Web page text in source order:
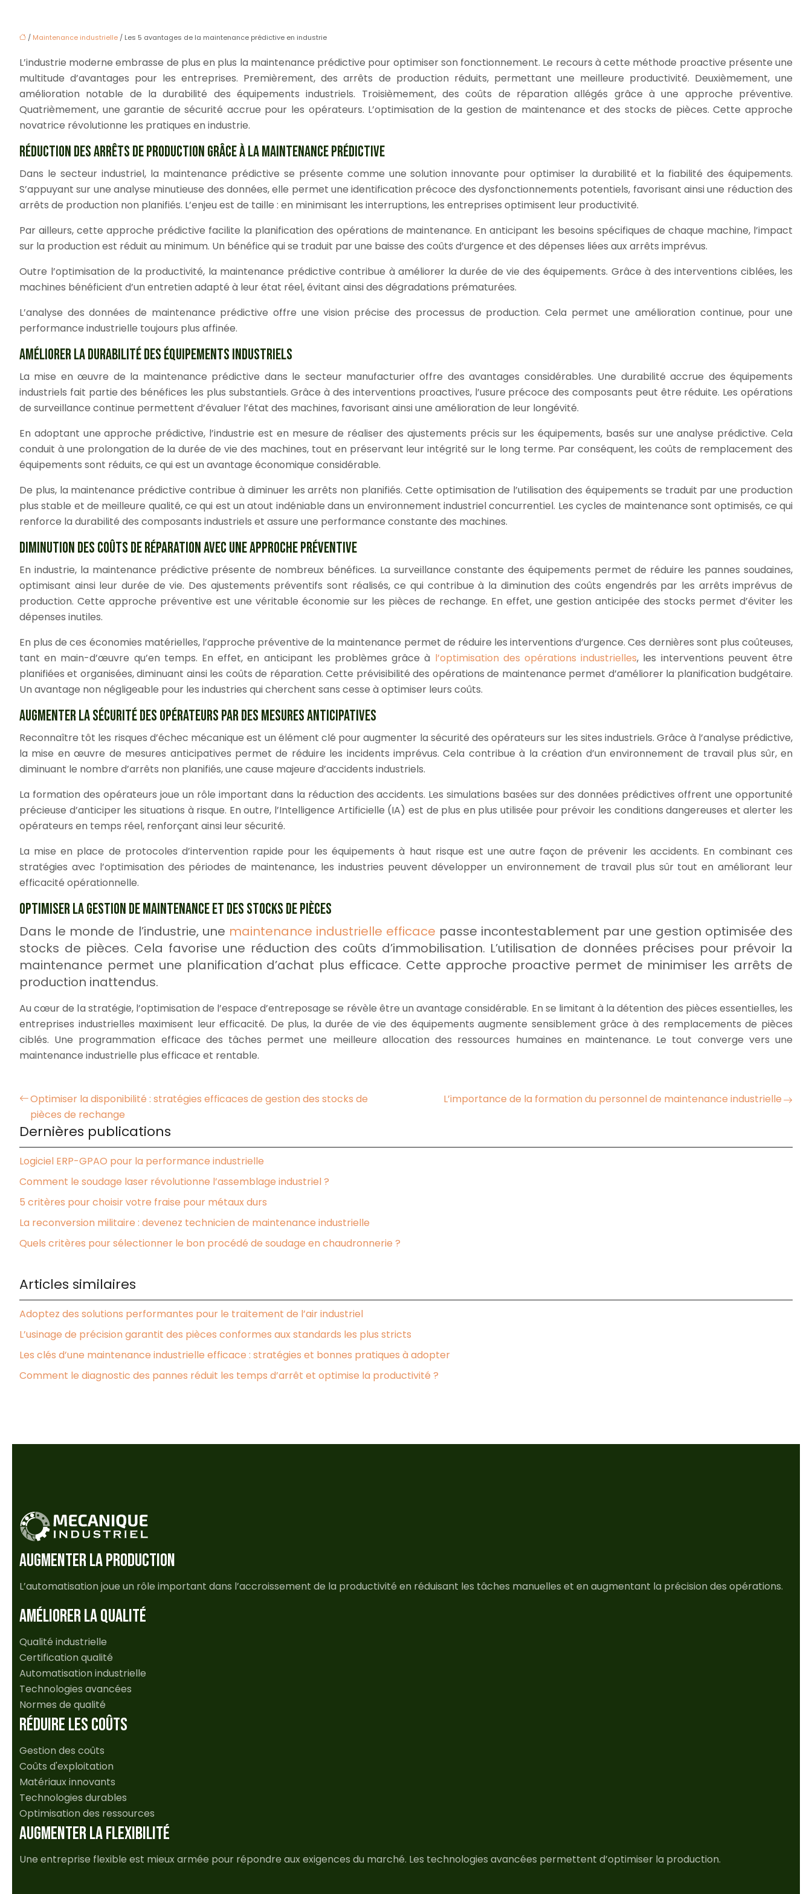
/ Maintenance industrielle / Les 5 avantages de la maintenance prédictive en industrie
L’industrie moderne embrasse de plus en plus la maintenance prédictive pour optimiser son fonctionnement. Le recours à cette méthode proactive présente une
multitude d’avantages pour les entreprises. Premièrement, des arrêts de production réduits, permettant une meilleure productivité. Deuxièmement, une
amélioration notable de la durabilité des équipements industriels. Troisièmement, des coûts de réparation allégés grâce à une approche préventive.
Quatrièmement, une garantie de sécurité accrue pour les opérateurs. L’optimisation de la gestion de maintenance et des stocks de pièces. Cette approche
novatrice révolutionne les pratiques en industrie.
RÉDUCTION DES ARRÊTS DE PRODUCTION GRÂCE À LA MAINTENANCE PRÉDICTIVE
Dans le secteur industriel, la maintenance prédictive se présente comme une solution innovante pour optimiser la durabilité et la fiabilité des équipements.
S’appuyant sur une analyse minutieuse des données, elle permet une identification précoce des dysfonctionnements potentiels, favorisant ainsi une réduction des
arrêts de production non planifiés. L’enjeu est de taille : en minimisant les interruptions, les entreprises optimisent leur productivité.
Par ailleurs, cette approche prédictive facilite la planification des opérations de maintenance. En anticipant les besoins spécifiques de chaque machine, l’impact
sur la production est réduit au minimum. Un bénéfice qui se traduit par une baisse des coûts d’urgence et des dépenses liées aux arrêts imprévus.
Outre l’optimisation de la productivité, la maintenance prédictive contribue à améliorer la durée de vie des équipements. Grâce à des interventions ciblées, les
machines bénéficient d’un entretien adapté à leur état réel, évitant ainsi des dégradations prématurées.
L’analyse des données de maintenance prédictive offre une vision précise des processus de production. Cela permet une amélioration continue, pour une
performance industrielle toujours plus affinée.
AMÉLIORER LA DURABILITÉ DES ÉQUIPEMENTS INDUSTRIELS
La mise en œuvre de la maintenance prédictive dans le secteur manufacturier offre des avantages considérables. Une durabilité accrue des équipements
industriels fait partie des bénéfices les plus substantiels. Grâce à des interventions proactives, l’usure précoce des composants peut être réduite. Les opérations
de surveillance continue permettent d’évaluer l’état des machines, favorisant ainsi une amélioration de leur longévité.
En adoptant une approche prédictive, l’industrie est en mesure de réaliser des ajustements précis sur les équipements, basés sur une analyse prédictive. Cela
conduit à une prolongation de la durée de vie des machines, tout en préservant leur intégrité sur le long terme. Par conséquent, les coûts de remplacement des
équipements sont réduits, ce qui est un avantage économique considérable.
De plus, la maintenance prédictive contribue à diminuer les arrêts non planifiés. Cette optimisation de l’utilisation des équipements se traduit par une production
plus stable et de meilleure qualité, ce qui est un atout indéniable dans un environnement industriel concurrentiel. Les cycles de maintenance sont optimisés, ce qui
renforce la durabilité des composants industriels et assure une performance constante des machines.
DIMINUTION DES COÛTS DE RÉPARATION AVEC UNE APPROCHE PRÉVENTIVE
En industrie, la maintenance prédictive présente de nombreux bénéfices. La surveillance constante des équipements permet de réduire les pannes soudaines,
optimisant ainsi leur durée de vie. Des ajustements préventifs sont réalisés, ce qui contribue à la diminution des coûts engendrés par les arrêts imprévus de
production. Cette approche préventive est une véritable économie sur les pièces de rechange. En effet, une gestion anticipée des stocks permet d’éviter les
dépenses inutiles.
En plus de ces économies matérielles, l’approche préventive de la maintenance permet de réduire les interventions d’urgence. Ces dernières sont plus coûteuses,
tant en main-d’œuvre qu’en temps. En effet, en anticipant les problèmes grâce à l’optimisation des opérations industrielles, les interventions peuvent être
planifiées et organisées, diminuant ainsi les coûts de réparation. Cette prévisibilité des opérations de maintenance permet d’améliorer la planification budgétaire.
Un avantage non négligeable pour les industries qui cherchent sans cesse à optimiser leurs coûts.
AUGMENTER LA SÉCURITÉ DES OPÉRATEURS PAR DES MESURES ANTICIPATIVES
Reconnaître tôt les risques d’échec mécanique est un élément clé pour augmenter la sécurité des opérateurs sur les sites industriels. Grâce à l’analyse prédictive,
la mise en œuvre de mesures anticipatives permet de réduire les incidents imprévus. Cela contribue à la création d’un environnement de travail plus sûr, en
diminuant le nombre d’arrêts non planifiés, une cause majeure d’accidents industriels.
La formation des opérateurs joue un rôle important dans la réduction des accidents. Les simulations basées sur des données prédictives offrent une opportunité
précieuse d’anticiper les situations à risque. En outre, l’Intelligence Artificielle (IA) est de plus en plus utilisée pour prévoir les conditions dangereuses et alerter les
opérateurs en temps réel, renforçant ainsi leur sécurité.
La mise en place de protocoles d’intervention rapide pour les équipements à haut risque est une autre façon de prévenir les accidents. En combinant ces
stratégies avec l’optimisation des périodes de maintenance, les industries peuvent développer un environnement de travail plus sûr tout en améliorant leur
efficacité opérationnelle.
OPTIMISER LA GESTION DE MAINTENANCE ET DES STOCKS DE PIÈCES
Dans le monde de l’industrie, une maintenance industrielle efficace passe incontestablement par une gestion optimisée des
stocks de pièces. Cela favorise une réduction des coûts d’immobilisation. L’utilisation de données précises pour prévoir la
maintenance permet une planification d’achat plus efficace. Cette approche proactive permet de minimiser les arrêts de
production inattendus.
Au cœur de la stratégie, l’optimisation de l’espace d’entreposage se révèle être un avantage considérable. En se limitant à la détention des pièces essentielles, les
entreprises industrielles maximisent leur efficacité. De plus, la durée de vie des équipements augmente sensiblement grâce à des remplacements de pièces
ciblés. Une programmation efficace des tâches permet une meilleure allocation des ressources humaines en maintenance. Le tout converge vers une
maintenance industrielle plus efficace et rentable.
Optimiser la disponibilité : stratégies efficaces de gestion des stocks de
pièces de rechange
L’importance de la formation du personnel de maintenance industrielle
Dernières publications
Logiciel ERP-GPAO pour la performance industrielle
Comment le soudage laser révolutionne l’assemblage industriel ?
5 critères pour choisir votre fraise pour métaux durs
La reconversion militaire : devenez technicien de maintenance industrielle
Quels critères pour sélectionner le bon procédé de soudage en chaudronnerie ?
Articles similaires
Adoptez des solutions performantes pour le traitement de l’air industriel
L’usinage de précision garantit des pièces conformes aux standards les plus stricts
Les clés d’une maintenance industrielle efficace : stratégies et bonnes pratiques à adopter
Comment le diagnostic des pannes réduit les temps d’arrêt et optimise la productivité ?
AUGMENTER LA PRODUCTION
L’automatisation joue un rôle important dans l’accroissement de la productivité en réduisant les tâches manuelles et en augmentant la précision des opérations.
AMÉLIORER LA QUALITÉ
Qualité industrielle
Certification qualité
Automatisation industrielle
Technologies avancées
Normes de qualité
RÉDUIRE LES COÛTS
Gestion des coûts
Coûts d'exploitation
Matériaux innovants
Technologies durables
Optimisation des ressources
AUGMENTER LA FLEXIBILITÉ
Une entreprise flexible est mieux armée pour répondre aux exigences du marché. Les technologies avancées permettent d’optimiser la production.